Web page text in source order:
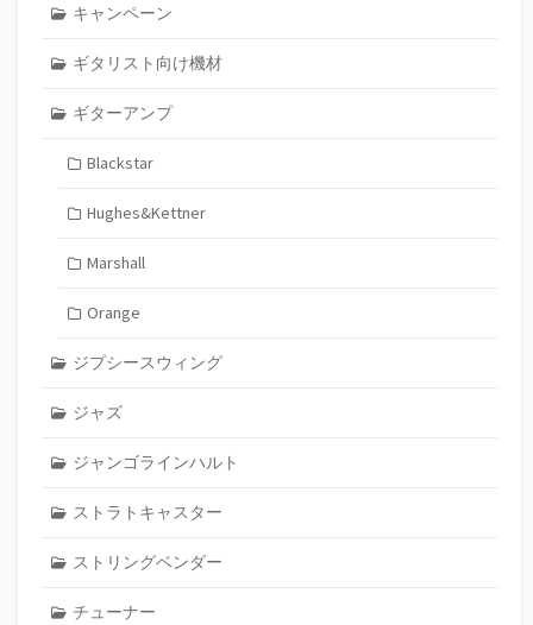
キャンペーン
ギタリスト向け機材
ギターアンプ
Blackstar
Hughes&Kettner
Marshall
Orange
ジプシースウィング
ジャズ
ジャンゴラインハルト
ストラトキャスター
ストリングベンダー
チューナー